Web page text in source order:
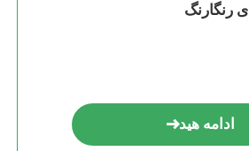
ای رنگارنگ
ادامه هید